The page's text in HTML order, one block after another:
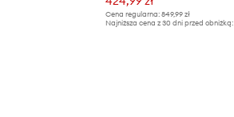
Cena regularna: 849,99 zł
Najniższa cena z 30 dni przed obniżką: